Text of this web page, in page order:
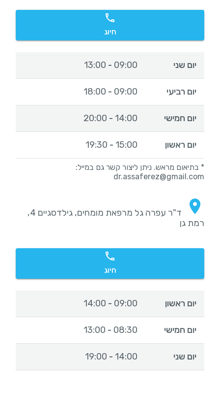
חיוג
יום שני 09:00
-
13:00
יום רביעי 09:00
-
18:00
יום חמישי 14:00
-
20:00
יום ראשון 15:00
-
19:30
* בתיאום מראש. ניתן ליצור קשר גם במייל:
dr.assaferez@gmail.com
ד"ר עפרה גל מרפאת מומחים, גילדסגיים 4,
רמת גן
חיוג
יום ראשון 09:00
-
14:00
יום חמישי 08:30
-
13:00
יום שני 14:00
-
19:00